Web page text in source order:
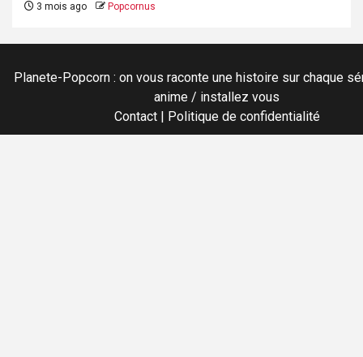
3 mois ago Popcornus
Planete-Popcorn : on vous raconte une histoire sur chaque
anime / installez vous
Contact| Politique de confidentialité